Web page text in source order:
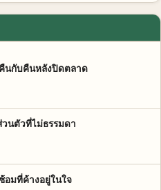
นกับคืนหลังปิดตลาด
นตัวที่ไม่ธรรมดา
อมที่ค้างอยู่ในใจ